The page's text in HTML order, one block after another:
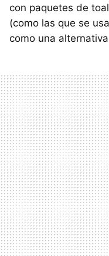
con paquetes de
(como las que se
como una